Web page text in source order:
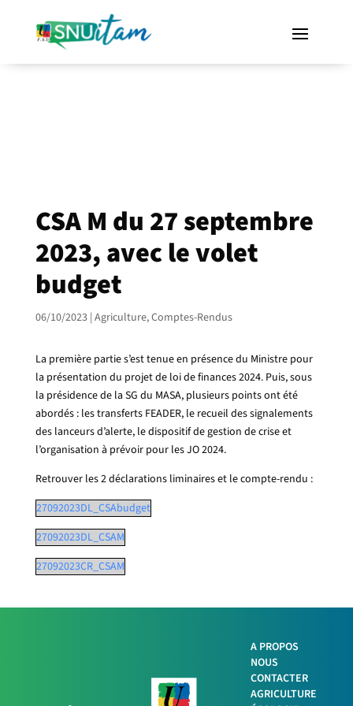
CSA M du 27 septembre
2023, avec le volet
budget
06/10/2023| Agriculture,Comptes-Rendus
La première partie s’est tenue en présence du Ministre pour
la présentation du projet de loi de finances 2024. Puis, sous
la présidence de la SG du MASA, plusieurs points ont été
abordés : les transferts FEADER, le recueil des signalements
des lanceurs d’alerte, le dispositif de gestion de crise et
l’organisation à prévoir pour les JO 2024.
Retrouver les 2 déclarations liminaires et le compte-rendu :
27092023DL_CSAbudget
27092023DL_CSAM
27092023CR_CSAM
A PROPOS
NOUS
CONTACTER
AGRICULTURE
Facebook